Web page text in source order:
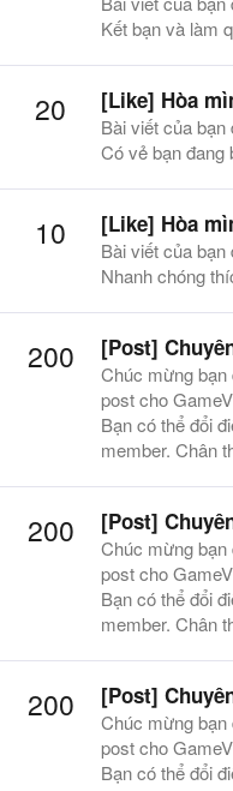
Kết bạn và làm
20 [Like] Hòa
Bài viết của
Có vẻ bạn đang
10 [Like] Hòa
Bài viết của
Nhanh chóng
200 [Post]
Chúc mừng bạn
post cho
Bạn có thể đổi
member. Chân
200 [Post]
Chúc mừng bạn
post cho
Bạn có thể đổi
member. Chân
200 [Post]
Chúc mừng bạn
post cho
Bạn có thể đổi